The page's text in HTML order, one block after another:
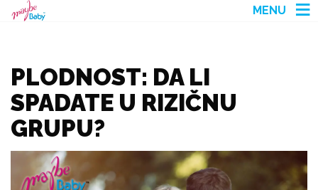
MENU
PLODNOST: DA LI
SPADATE U RIZIČNU
GRUPU?